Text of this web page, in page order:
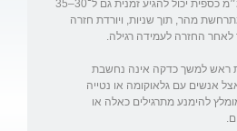
מהר, תוך שניות, ויורדת חזרה
ראש למשך כדקה אינה נחשבת
אנשים עם גלאוקומה או נטייה
להימנע מתרגילים כאלה או